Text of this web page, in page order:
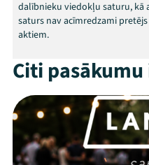
ThreadsFacebook
dalībnieku viedokļu saturu, kā
saturs nav acīmredzami
aktiem.
Citi